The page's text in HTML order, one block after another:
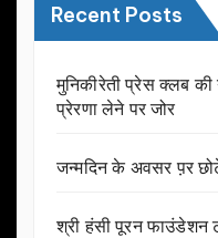
Recent Posts
मुनिकीरेती प्रेस क्लब की
प्रेरणा लेने पर जोर
जन्मदिन के अवसर प़र
श्री हंसी पूरन फाउंडेशन